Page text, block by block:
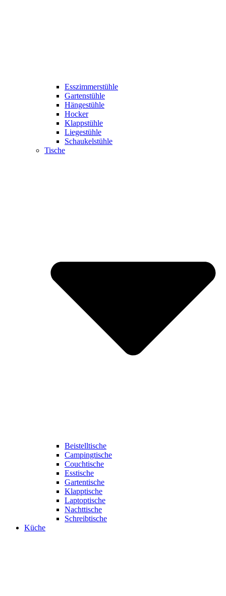
Esszimmerstühle
Gartenstühle
Hängestühle
Hocker
Klappstühle
Liegestühle
Schaukelstühle
Tische
Beistelltische
Campingtische
Couchtische
Esstische
Gartentische
Klapptische
Laptoptische
Nachttische
Schreibtische
Küche